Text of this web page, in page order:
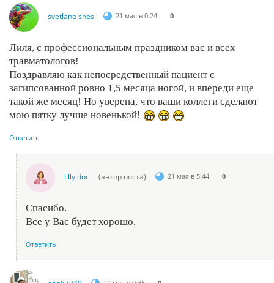
svetlana shes 21 мая в 0:24 0
Лиля, с профессиональным праздником вас и всех
травматологов!
Поздравляю как непосредственный пациент с
загипсованной ровно 1,5 месяца ногой, и впереди еще
такой же месяц! Но уверена, что ваши коллеги сделают
мою пятку лучше новенькой!
Ответить
lilly doc (автор поста) 21 мая в 5:44 0
Спасибо.
Все у Вас будет хорошо.
Ответить